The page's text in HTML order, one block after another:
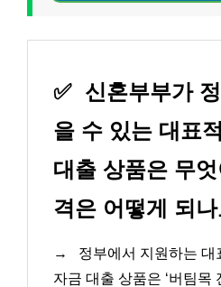
✅ 신혼부부가
을 수 있는 대표
대출 상품은 무
격은 어떻게 되
→
정부에서 지원하는 대
자금 대출 상품은 ‘버팀목